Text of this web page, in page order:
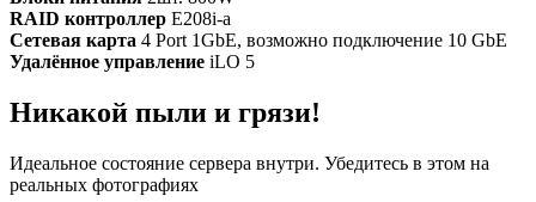
RAID контроллер E208i-a
Сетевая карта 4 Port 1GbE, возможно подключение 10 GbE
Удалённое управление iLO 5
Никакой пыли и грязи!
Идеальное состояние сервера внутри. Убедитесь в этом на
реальных фотографиях